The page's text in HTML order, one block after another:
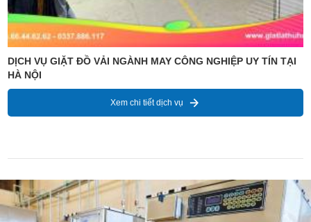
ĐỊA CHỈ CUNG CẤP DỊCH VỤ CHUYÊN NGHIỆP GIẶT LÀ VẢI
CÂY TẠI HÀ NỘI
Xem chi tiết dịch vụ